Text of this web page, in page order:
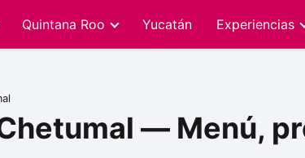
Quintana Roo Yucatán Experiencias
— Menú,